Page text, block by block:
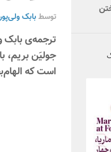
توسطبابک
ترجمه‌ی بابک
است که